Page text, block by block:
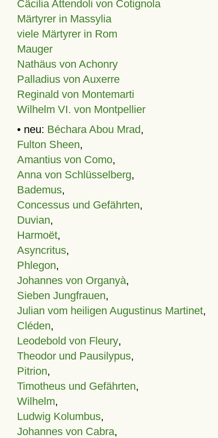
Cäcilia Attendoli von Cotignola
Märtyrer in Massylia
viele Märtyrer in Rom
Mauger
Nathäus von Achonry
Palladius von Auxerre
Reginald von Montemarti
Wilhelm VI. von Montpellier
• neu: Béchara Abou Mrad,
Fulton Sheen,
Amantius von Como,
Anna von Schlüsselberg,
Bademus,
Concessus und Gefährten,
Duvian,
Harmoët,
Asyncritus,
Phlegon,
Johannes von Organyà,
Sieben Jungfrauen,
Julian vom heiligen Augustinus Martinet,
Cléden,
Leodebold von Fleury,
Theodor und Pausilypus,
Pitrion,
Timotheus und Gefährten,
Wilhelm,
Ludwig Kolumbus,
Johannes von Cabra,